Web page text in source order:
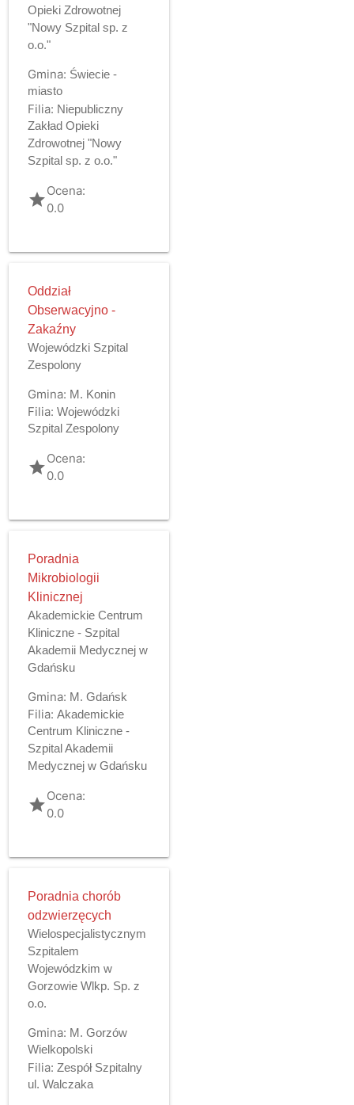
Opieki Zdrowotnej
"Nowy Szpital sp. z
o.o."
Gmina: Świecie -
miasto
Filia: Niepubliczny
Zakład Opieki
Zdrowotnej "Nowy
Szpital sp. z o.o."
gradeOcena:
0.0
Oddział
Obserwacyjno -
Zakaźny
Wojewódzki Szpital
Zespolony
Gmina: M. Konin
Filia: Wojewódzki
Szpital Zespolony
gradeOcena:
0.0
Poradnia
Mikrobiologii
Klinicznej
Akademickie Centrum
Kliniczne - Szpital
Akademii Medycznej w
Gdańsku
Gmina: M. Gdańsk
Filia: Akademickie
Centrum Kliniczne -
Szpital Akademii
Medycznej w Gdańsku
gradeOcena:
0.0
Poradnia chorób
odzwierzęcych
Wielospecjalistycznym
Szpitalem
Wojewódzkim w
Gorzowie Wlkp. Sp. z
o.o.
Gmina: M. Gorzów
Wielkopolski
Filia: Zespół Szpitalny
ul. Walczaka